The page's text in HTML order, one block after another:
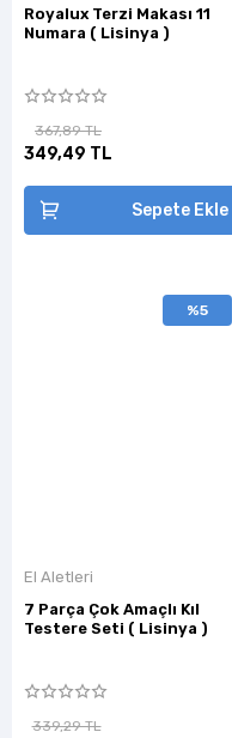
Royalux Terzi Makası 11
Numara ( Lisinya )
367,89 TL
349,49 TL
Sepete Ekle
%5
El Aletleri
7 Parça Çok Amaçlı Kıl
Testere Seti ( Lisinya )
339,29 TL